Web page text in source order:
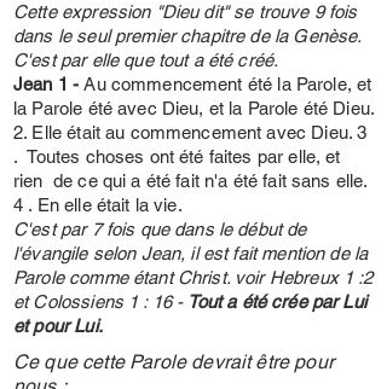
Cette expression "Dieu dit" se trouve 9 fois
dans le seul premier chapitre de la Genèse.
C'est par elle que tout a été créé.
Jean 1 - Au commencement été la Parole, et
la Parole été avec Dieu, et la Parole été Dieu.
2. Elle était au commencement avec Dieu. 3
. Toutes choses ont été faites par elle, et
rien de ce qui a été fait n'a été fait sans elle.
4 . En elle était la vie.
C'est par 7 fois que dans le début de
l'évangile selon Jean, il est fait mention de la
Parole comme étant Christ. voir Hebreux 1 :2
et Colossiens 1 : 16 - Tout a été crée par Lui
et pour Lui.
Ce que cette Parole devrait être pour